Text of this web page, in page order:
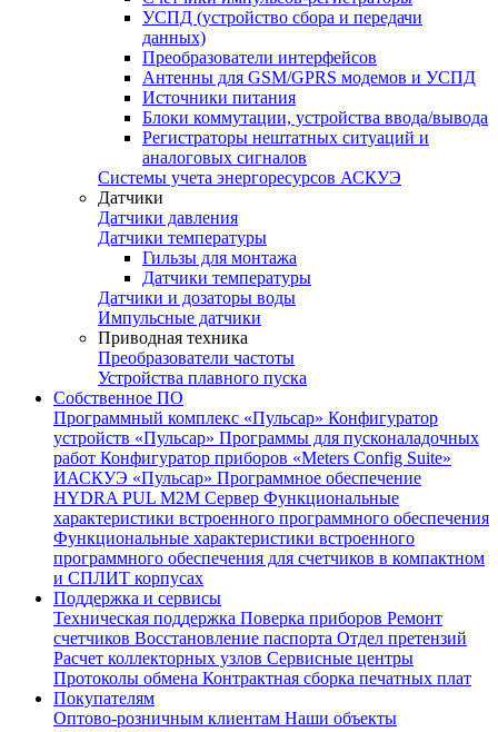
УСПД (устройство сбора и передачи
данных)
Преобразователи интерфейсов
Антенны для GSM/GPRS модемов и УСПД
Источники питания
Блоки коммутации, устройства ввода/вывода
Регистраторы нештатных ситуаций и
аналоговых сигналов
Системы учета энергоресурсов АСКУЭ
Датчики
Датчики давления
Датчики температуры
Гильзы для монтажа
Датчики температуры
Датчики и дозаторы воды
Импульсные датчики
Приводная техника
Преобразователи частоты
Устройства плавного пуска
Собственное ПО
Программный комплекс «Пульсар» Конфигуратор
устройств «Пульсар» Программы для пусконаладочных
работ Конфигуратор приборов «Meters Config Suite»
ИАСКУЭ «Пульсар» Программное обеспечение
HYDRA PUL M2M Сервер Функциональные
характеристики встроенного программного обеспечения
Функциональные характеристики встроенного
программного обеспечения для счетчиков в компактном
и СПЛИТ корпусах
Поддержка и сервисы
Техническая поддержка Поверка приборов Ремонт
счетчиков Восстановление паспорта Отдел претензий
Расчет коллекторных узлов Сервисные центры
Протоколы обмена Контрактная сборка печатных плат
Покупателям
Оптово-розничным клиентам Наши объекты